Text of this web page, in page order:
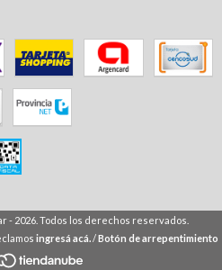
2026. Todos los derechos reservados.
ingresá acá./Botón de arrepentimiento